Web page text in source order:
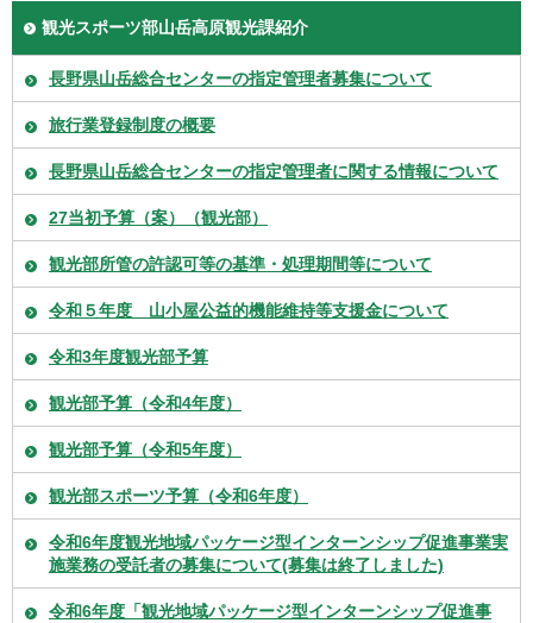
観光スポーツ部山岳高原観光課紹介
長野県山岳総合センターの指定管理者募集について
旅行業登録制度の概要
長野県山岳総合センターの指定管理者に関する情報について
27当初予算（案）（観光部）
観光部所管の許認可等の基準・処理期間等について
令和５年度 山小屋公益的機能維持等支援金について
令和3年度観光部予算
観光部予算（令和4年度）
観光部予算（令和5年度）
観光部スポーツ予算（令和6年度）
令和6年度観光地域パッケージ型インターンシップ促進事業実
施業務の受託者の募集について(募集は終了しました)
令和6年度「観光地域パッケージ型インターンシップ促進事